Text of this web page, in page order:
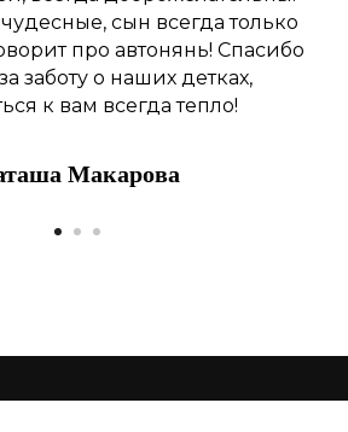
сын всегда только
про автонянь! Спасибо
заботу о наших детках,
к вам всегда тепло!
Макарова